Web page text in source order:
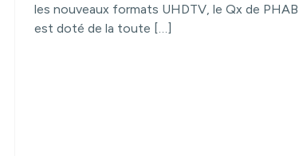
les nouveaux formats UHDTV, le Qx de
est doté de la toute […]